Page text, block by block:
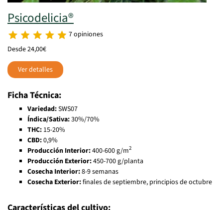
Psicodelicia®
7 opiniones
Desde 24,00€
Ver detalles
Ficha Técnica:
Variedad:SWS07
Índica/Sativa:30%/70%
THC: 15-20%
CBD:0,9%
Producción Interior:400-600 g/m2
Producción Exterior:450-700 g/planta
Cosecha Interior:8-9 semanas
Cosecha Exterior:finales de septiembre, principios de octubre